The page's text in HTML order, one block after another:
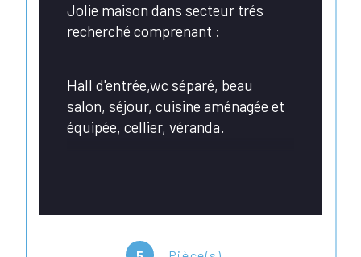
Jolie maison dans secteur trés
recherché comprenant :
Hall d'entrée,wc séparé, beau
salon, séjour, cuisine aménagée et
équipée, cellier, véranda.